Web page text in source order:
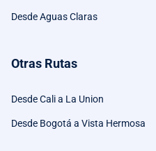
Desde Aguas Claras
Otras Rutas
Desde Cali a La Union
Desde Bogotá a Vista Hermosa